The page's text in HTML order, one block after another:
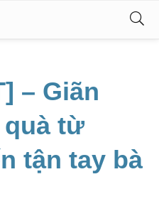
– Giãn
từ
tận tay bà